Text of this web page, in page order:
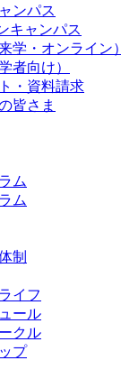
ンパス
キャンパス
学・オンライン）
者向け）
・資料請求
皆さま
ム
ム
制
イフ
ール
クル
プ